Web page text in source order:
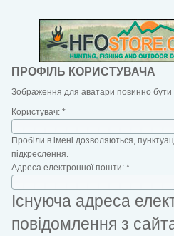
ПРОФІЛЬ КОРИСТУВАЧА
Зображення для аватари повинно бути
Користувач: *
Пробіли в імені дозволяються,
підкреслення.
Адреса електронної пошти: *
Існуюча адреса
повідомлення з